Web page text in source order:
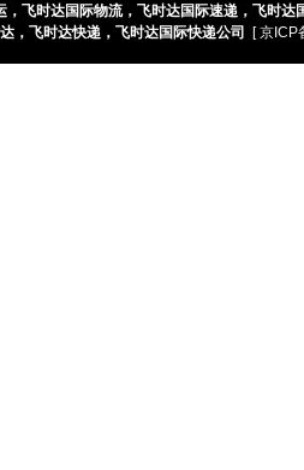
， 飞时达国际物流， 飞时达国际速递 ， 飞时达
， 飞时达快递， 飞时达国际快递公司 [ 京ICP